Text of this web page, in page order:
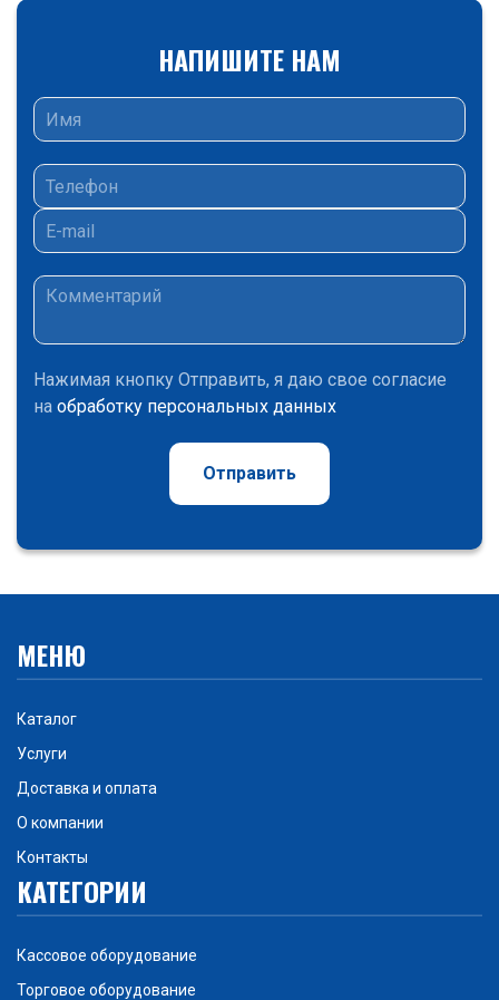
НАПИШИТЕ НАМ
Нажимая кнопку Отправить, я даю свое согласие
на обработку персональных данных
Отправить
МЕНЮ
Каталог
Услуги
Доставка и оплата
О компании
Контакты
КАТЕГОРИИ
Кассовое оборудование
Торговое оборудование